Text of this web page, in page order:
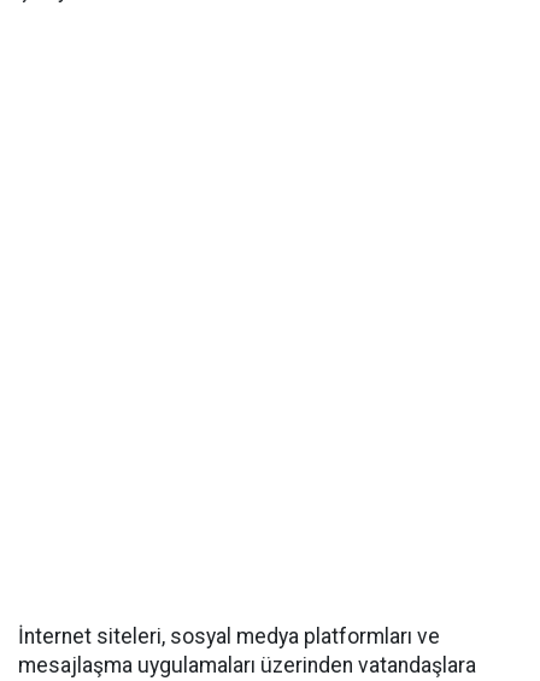
İnternet siteleri, sosyal medya platformları ve
mesajlaşma uygulamaları üzerinden vatandaşlara